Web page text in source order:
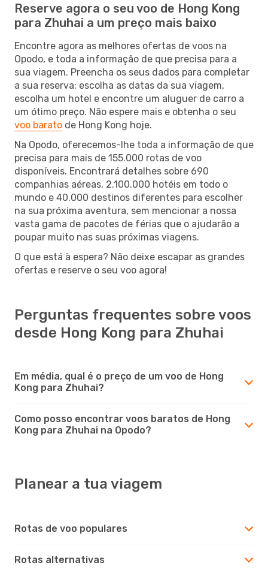
Reserve agora o seu voo de Hong Kong
para Zhuhai a um preço mais baixo
Encontre agora as melhores ofertas de voos na
Opodo, e toda a informação de que precisa para a
sua viagem. Preencha os seus dados para completar
a sua reserva: escolha as datas da sua viagem,
escolha um hotel e encontre um aluguer de carro a
um ótimo preço. Não espere mais e obtenha o seu
voo barato de Hong Kong hoje.
Na Opodo, oferecemos-lhe toda a informação de que
precisa para mais de 155.000 rotas de voo
disponíveis. Encontrará detalhes sobre 690
companhias aéreas, 2.100.000 hotéis em todo o
mundo e 40.000 destinos diferentes para escolher
na sua próxima aventura, sem mencionar a nossa
vasta gama de pacotes de férias que o ajudarão a
poupar muito nas suas próximas viagens.
O que está à espera? Não deixe escapar as grandes
ofertas e reserve o seu voo agora!
Perguntas frequentes sobre voos
desde Hong Kong para Zhuhai
Em média, qual é o preço de um voo de Hong
Kong para Zhuhai?
Como posso encontrar voos baratos de Hong
Kong para Zhuhai na Opodo?
Planear a tua viagem
Rotas de voo populares
Rotas alternativas